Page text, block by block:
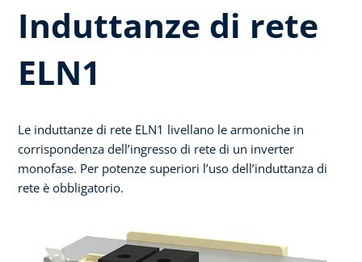
Induttanze di rete
ELN1
Le induttanze di rete ELN1 livellano le armoniche in
corrispondenza dell’ingresso di rete di un inverter
monofase. Per potenze superiori l’uso dell’induttanza di
rete è obbligatorio.